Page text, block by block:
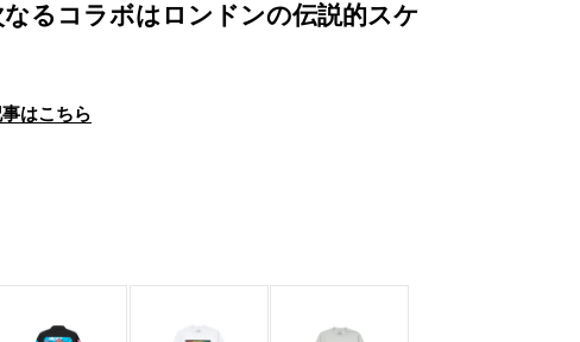
るコラボはロンドンの伝説的スケ
はこちら